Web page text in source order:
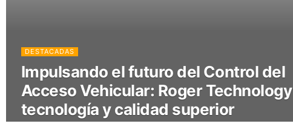
DESTACADAS
Impulsando el futuro del Control del
Acceso Vehicular: Roger Technology
tecnología y calidad superior